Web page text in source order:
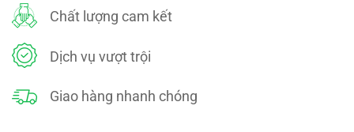
Chất lượng cam kết
Dịch vụ vượt trội
Giao hàng nhanh chóng